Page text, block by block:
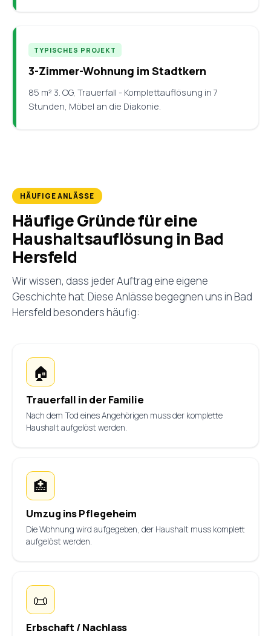
TYPISCHES PROJEKT
3-Zimmer-Wohnung im Stadtkern
85 m² 3. OG, Trauerfall - Komplettauflösung in 7
Stunden, Möbel an die Diakonie.
HÄUFIGE ANLÄSSE
Häufige Gründe für eine
Haushaltsauflösung in Bad
Hersfeld
Wir wissen, dass jeder Auftrag eine eigene
Geschichte hat. Diese Anlässe begegnen uns in Bad
Hersfeld besonders häufig:
🏠
Trauerfall in der Familie
Nach dem Tod eines Angehörigen muss der komplette
Haushalt aufgelöst werden.
🏥
Umzug ins Pflegeheim
Die Wohnung wird aufgegeben, der Haushalt muss komplett
aufgelöst werden.
📜
Erbschaft / Nachlass